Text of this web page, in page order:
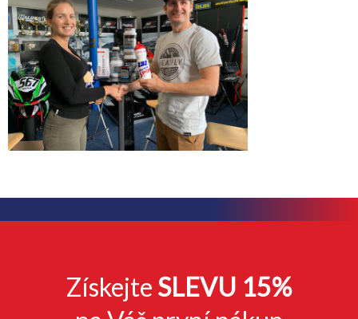
Získejte SLEVU 15%